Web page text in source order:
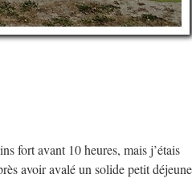
fort avant 10 heures, mais j’étais
avoir avalé un solide petit